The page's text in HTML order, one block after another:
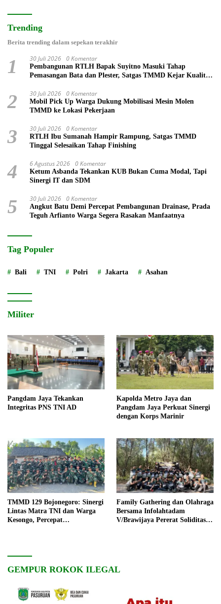
Trending
Berita trending dalam sepekan terakhir
1 30 Juli 2026 0 Komentar
Pembangunan RTLH Bapak Suyitno Masuki Tahap
Pemasangan Bata dan Plester, Satgas TMMD Kejar Kualitas
2 30 Juli 2026 0 Komentar
Mobil Pick Up Warga Dukung Mobilisasi Mesin Molen
TMMD ke Lokasi Pekerjaan
3 30 Juli 2026 0 Komentar
RTLH Ibu Sumanah Hampir Rampung, Satgas TMMD
Tinggal Selesaikan Tahap Finishing
4 6 Agustus 2026 0 Komentar
Ketum Asbanda Tekankan KUB Bukan Cuma Modal, Tapi
Sinergi IT dan SDM
5 30 Juli 2026 0 Komentar
Angkut Batu Demi Percepat Pembangunan Drainase, Prada
Teguh Arfianto Warga Segera Rasakan Manfaatnya
Tag Populer
Bali TNI Polri Jakarta Asahan
Militer
Pangdam Jaya Tekankan
Integritas PNS TNI AD
Kapolda Metro Jaya dan
Pangdam Jaya Perkuat Sinergi
dengan Korps Marinir
TMMD 129 Bojonegoro: Sinergi
Lintas Matra TNI dan Warga
Kesongo, Percepat
Family Gathering dan Olahraga
Bersama Infolahtadam
V/Brawijaya Pererat Soliditas
GEMPUR ROKOK ILEGAL